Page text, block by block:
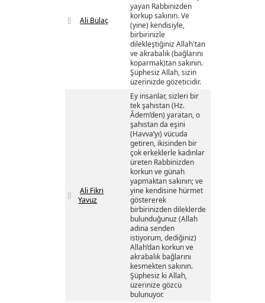
Ali Bulaç
yayan Rabbinizden
korkup sakının. Ve
(yine) kendisiyle,
birbirinizle
dilekleştiğiniz Allah'tan
ve akrabalık (bağlarını
koparmak)tan sakının.
Şüphesiz Allah, sizin
üzerinizde gözeticidir.
Ali Fikri
Yavuz
Ey insanlar, sizleri bir
tek şahıstan (Hz.
Âdem’den) yaratan, o
şahıstan da eşini
(Havva’yı) vücuda
getiren, ikisinden bir
çok erkeklerle kadınlar
üreten Rabbinizden
korkun ve günah
yapmaktan sakının; ve
yine kendisine hürmet
göstererek
birbirinizden dileklerde
bulunduğunuz (Allah
adına senden
istiyorum, dediğiniz)
Allah’dan korkun ve
akrabalık bağlarını
kesmekten sakının.
Şüphesiz ki Allah,
üzerinize gözcü
bulunuyor.